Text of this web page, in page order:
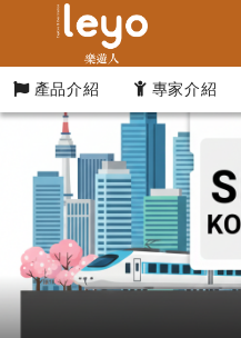
產品介紹 專家介紹